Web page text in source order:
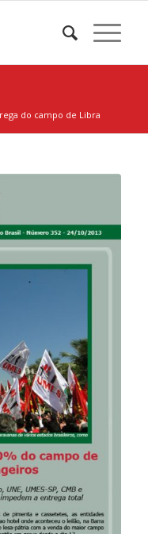
do campo de Libra